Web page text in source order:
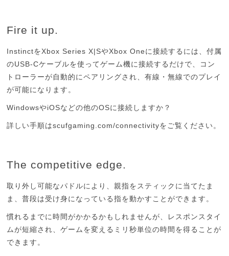
Fire it up.
InstinctをXbox Series X|SやXbox One に接続するには、付属
のUSB-Cケーブルを使ってゲーム機に接続するだけで、コン
トローラーが自動的にペアリングされ、有線・無線でのプレイ
が可能になります。
WindowsやiOSなどの他のOSに接続しますか？
詳しい手順はscufgaming.com/connectivityをご覧ください。
The competitive edge.
取り外し可能なパドルにより、親指をスティックに当てたま
ま、普段は受け身になっている指を動かすことができます。
慣れるまでに時間がかかるかもしれませんが、レスポンスタイ
ムが短縮され、ゲームを変えるミリ秒単位の時間を得ることが
できます。